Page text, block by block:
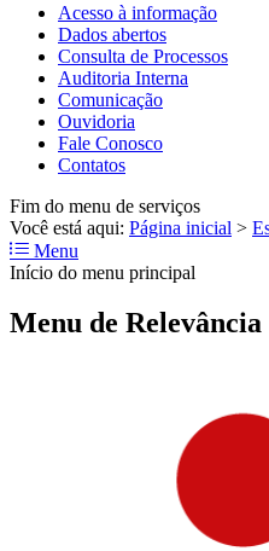
Acesso à informação
Dados abertos
Consulta de Processos
Auditoria Interna
Comunicação
Ouvidoria
Fale Conosco
Contatos
Fim do menu de serviços
Você está aqui: Página inicial >
Menu
Início do menu principal
Menu de Relevância